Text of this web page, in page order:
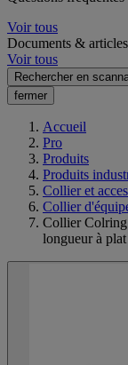
Voir tous
Documents & articles
Voir tous
Rechercher en
fermer
Accueil
Pro
Produits
Produits
Collier et
Collier
Collier Colring
longueur à